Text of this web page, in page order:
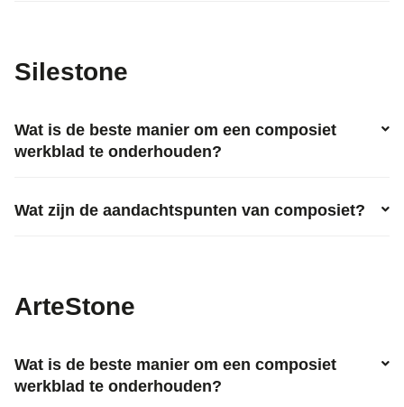
Silestone
Wat is de beste manier om een composiet
werkblad te onderhouden?
Wat zijn de aandachtspunten van composiet?
ArteStone
Wat is de beste manier om een composiet
werkblad te onderhouden?